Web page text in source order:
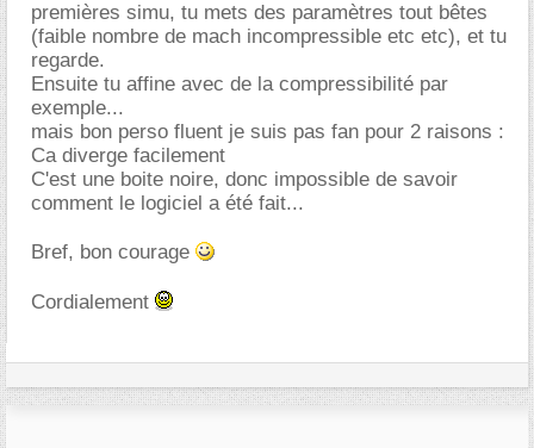
premières simu, tu mets des paramètres tout bêtes
(faible nombre de mach incompressible etc etc), et tu
regarde.
Ensuite tu affine avec de la compressibilité par
exemple...
mais bon perso fluent je suis pas fan pour 2 raisons :
Ca diverge facilement
C'est une boite noire, donc impossible de savoir
comment le logiciel a été fait...
Bref, bon courage
Cordialement